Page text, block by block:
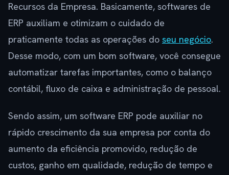
Recursos da Empresa. Basicamente, softwares de
ERP auxiliam e otimizam o cuidado de
praticamente todas as operações do seu negócio.
Desse modo, com um bom software, você consegue
automatizar tarefas importantes, como o balanço
contábil, fluxo de caixa e administração de pessoal.
Sendo assim, um software ERP pode auxiliar no
rápido crescimento da sua empresa por conta do
aumento da eficiência promovido, redução de
custos, ganho em qualidade, redução de tempo e